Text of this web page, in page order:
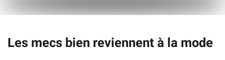
Les mecs bien reviennent à la mode